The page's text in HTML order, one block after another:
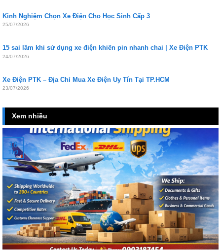
Kinh Nghiệm Chọn Xe Điện Cho Học Sinh Cấp 3
25/07/2026
15 sai lầm khi sử dụng xe điện khiến pin nhanh chai | Xe Điện PTK
24/07/2026
Xe Điện PTK – Địa Chỉ Mua Xe Điện Uy Tín Tại TP.HCM
23/07/2026
Xem nhiều
16
Th9